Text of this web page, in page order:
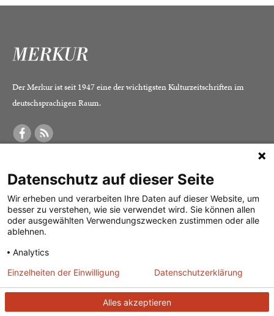
Der Merkur ist seit 1947 eine der wichtigsten Kulturzeitschriften im
deutschsprachigen Raum.
Was ist der Merkur?
Herausgeber /
Redaktion
Verlag
Alle Abos im Überblick
Print-Abo
Digital-Abo
Abo kündigen
Vertrag widerrufen
Impressum
Datenschutz
Mediadaten
Datenschutz auf dieser Seite
Wir erheben und verarbeiten Ihre Daten auf dieser Website, um
besser zu verstehen, wie sie verwendet wird. Sie können allen
oder ausgewählten Verwendungszwecken zustimmen oder alle
ablehnen.
Analytics
Alles akzeptieren
Einzelheiten der Einwilligung Datenschutzerklärung